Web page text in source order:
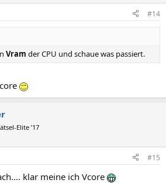
#14
Vram der CPU und schaue was passiert.
Elite ’17
#15
klar meine ich Vcore